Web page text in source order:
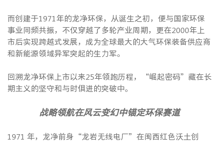
而创建于1971年的龙净环保，从诞生之初，便与国家环保
事业同频共振，不仅穿越了多轮产业周期，更在2000年上
市后实现跨越式发展，成为全球最大的大气环保装备供应商
和新能源领域异军突起的生力军。
回溯龙净环保上市以来25年领跑历程，“崛起密码”藏在长
期主义的坚守和与时俱进的突破中。
战略领航在风云变幻中锚定环保赛道
1971 年，龙净前身“龙岩无线电厂”在闽西红色沃土创